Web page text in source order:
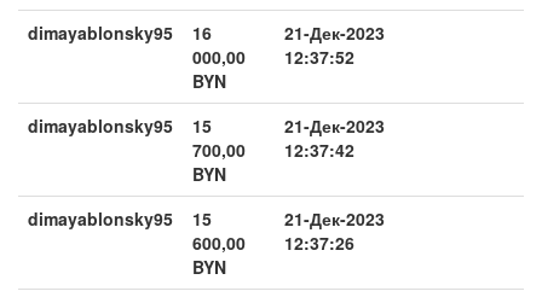
dimayablonsky95
16
000,00
BYN
21-Дек-2023
12:37:52
dimayablonsky95
15
700,00
BYN
21-Дек-2023
12:37:42
dimayablonsky95
15
600,00
BYN
21-Дек-2023
12:37:26